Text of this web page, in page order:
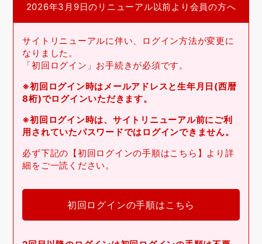
2026年3月9日のリニューアル以前より会員の方へ
サイトリニューアルに伴い、ログイン方法が変更に
なりました。
「初回ログイン」お手続きが必須です。
※初回ログイン時はメールアドレスと生年月日(西暦
8桁)でログインいただきます。
※初回ログイン時は、サイトリニューアル前にご利
用されていたパスワードではログインできません。
必ず下記の【初回ログインの手順はこちら】より詳
細をご一読ください。
初回ログインの手順はこちら